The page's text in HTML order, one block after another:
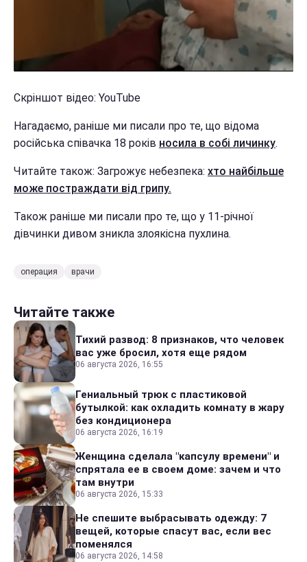
Скріншот відео: YouTube
Нагадаємо, раніше ми писали про те, що відома
російська співачка 18 років носила в собі личинку.
Читайте також: Загрожує небезпека: хто найбільше
може постраждати від грипу.
Також раніше ми писали про те, що у 11-річної
дівчинки дивом зникла злоякісна пухлина.
операция врачи
Читайте также
Тихий развод: 8 признаков, что человек
вас уже бросил, хотя еще рядом
06 августа 2026, 16:55
Гениальный трюк с пластиковой
бутылкой: как охладить комнату в жару
без кондиционера
06 августа 2026, 16:19
Женщина сделала "капсулу времени" и
спрятала ее в своем доме: зачем и что
там внутри
06 августа 2026, 15:33
Не спешите выбрасывать одежду: 7
вещей, которые спасут вас, если вес
поменялся
06 августа 2026, 14:58